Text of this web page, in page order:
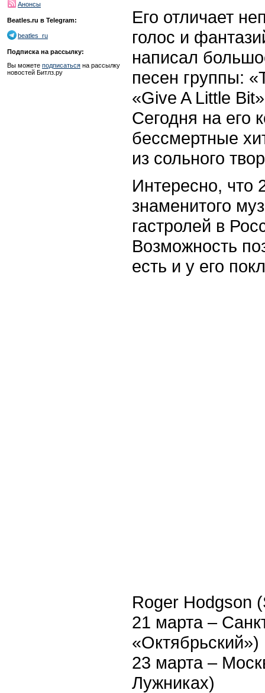
Анонсы
Beatles.ru в Telegram:
beatles_ru
Подписка на рассылку:
Вы можете подписаться на рассылку
новостей Битлз.ру
Его отличает
голос и
написал
песен группы:
«Give A Little
Сегодня на его
бессмертные
из сольного
Интересно, что
знаменитого
гастролей в
Возможность
есть и у его
Roger Hodgson
21 марта –
«Октябрьский»)
23 марта –
Лужниках)